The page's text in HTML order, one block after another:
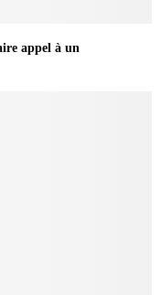
appel à un